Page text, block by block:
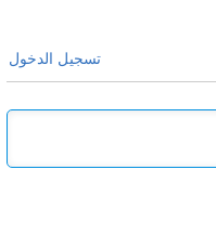
تسجيل الدخول